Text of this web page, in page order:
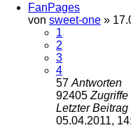
FanPages
von sweet-one »
1
2
3
4
57 Antworten
92405 Zugriffe
Letzter Beitrag
05.04.2011,